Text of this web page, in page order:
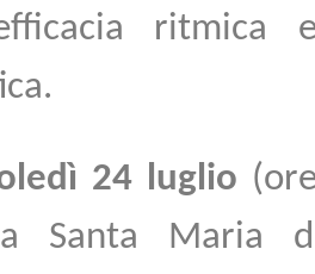
ritmica
24 luglio
Santa Maria